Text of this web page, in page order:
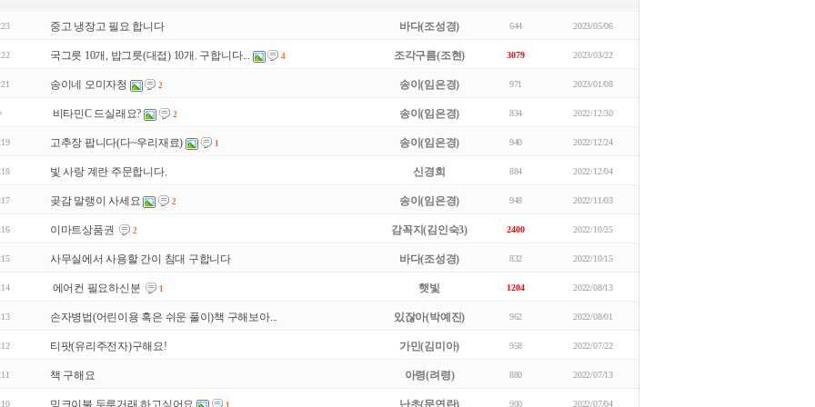
중고 냉장고 필요 합니다 바다(조성경) 644 2023/05/06
국그릇 10개, 밥그릇(대접) 10개. 구합니다... 4 조각구름(조현) 3079 2023/03/22
송이네 오미자청 2 송이(임은경) 971 2023/01/08
비타민C 드실래요? 2 송이(임은경) 834 2022/12/30
고추장 팝니다(다~우리재료) 1 송이(임은경) 940 2022/12/24
빛 사랑 계란 주문합니다. 신경희 884 2022/12/04
곶감 말랭이 사세요 2 송이(임은경) 948 2022/11/03
이마트상품권 2 감꼭지(김인숙3) 2400 2022/10/25
사무실에서 사용할 간이 침대 구합니다 바다(조성경) 832 2022/10/15
에어컨 필요하신분 1 햇빛 1204 2022/08/13
손자병법(어린이용 혹은 쉬운 풀이)책 구해보아... 있잖아(박예진) 962 2022/08/01
티팟(유리주전자)구해요! 가민(김미아) 958 2022/07/22
책 구해요 아령(려령) 880 2022/07/13
밍크이불 두루거래 하고싶어요 1 난초(문연란) 900 2022/07/04